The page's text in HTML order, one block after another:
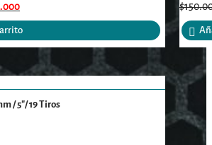
$
/ 5″/ 19 Tiros